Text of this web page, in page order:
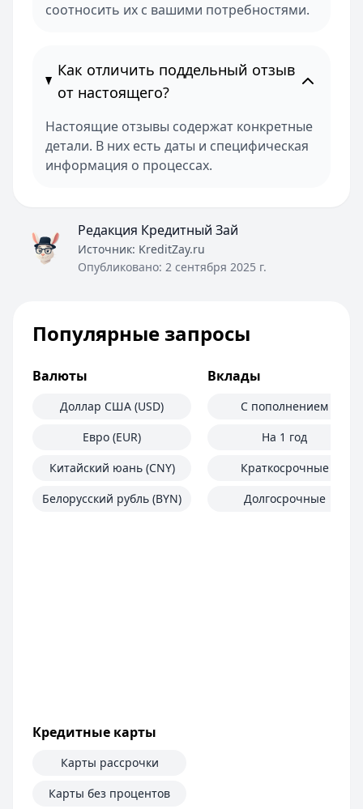
соотносить их с вашими потребностями.
Как отличить поддельный отзыв
от настоящего?
Настоящие отзывы содержат конкретные
детали. В них есть даты и специфическая
информация о процессах.
Редакция Кредитный Зай
Источник: KreditZay.ru
Опубликовано: 2 сентября 2025 г.
Популярные запросы
Валюты
Доллар США (USD)
Евро (EUR)
Китайский юань (CNY)
Белорусский рубль (BYN)
Вклады
С пополнением
На 1 год
Краткосрочные
Долгосрочные
Кредитные карты
Карты рассрочки
Карты без процентов